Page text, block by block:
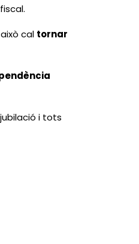
cal tornar
i tots